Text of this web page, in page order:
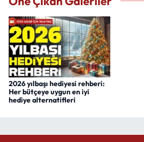
2026 yılbaşı hediyesi rehberi:
Her bütçeye uygun en iyi
hediye alternatifleri